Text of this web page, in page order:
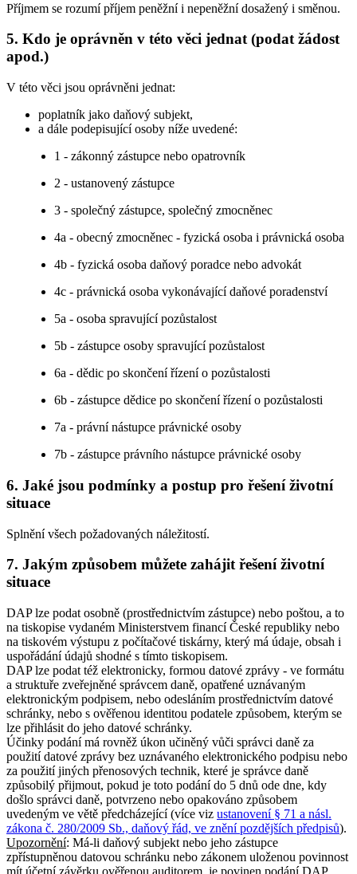
Příjmem se rozumí příjem peněžní i nepeněžní dosažený i směnou.
5. Kdo je oprávněn v této věci jednat (podat žádost
apod.)
V této věci jsou oprávněni jednat:
poplatník jako daňový subjekt,
a dále podepisující osoby níže uvedené:
1 - zákonný zástupce nebo opatrovník
2 - ustanovený zástupce
3 - společný zástupce, společný zmocněnec
4a - obecný zmocněnec - fyzická osoba i právnická osoba
4b - fyzická osoba daňový poradce nebo advokát
4c - právnická osoba vykonávající daňové poradenství
5a - osoba spravující pozůstalost
5b - zástupce osoby spravující pozůstalost
6a - dědic po skončení řízení o pozůstalosti
6b - zástupce dědice po skončení řízení o pozůstalosti
7a - právní nástupce právnické osoby
7b - zástupce právního nástupce právnické osoby
6. Jaké jsou podmínky a postup pro řešení životní
situace
Splnění všech požadovaných náležitostí.
7. Jakým způsobem můžete zahájit řešení životní
situace
DAP lze podat osobně (prostřednictvím zástupce) nebo poštou, a to
na tiskopise vydaném Ministerstvem financí České republiky nebo
na tiskovém výstupu z počítačové tiskárny, který má údaje, obsah i
uspořádání údajů shodné s tímto tiskopisem.
DAP lze podat též elektronicky, formou datové zprávy - ve formátu
a struktuře zveřejněné správcem daně, opatřené uznávaným
elektronickým podpisem, nebo odesláním prostřednictvím datové
schránky, nebo s ověřenou identitou podatele způsobem, kterým se
lze přihlásit do jeho datové schránky.
Účinky podání má rovněž úkon učiněný vůči správci daně za
použití datové zprávy bez uznávaného elektronického podpisu nebo
za použití jiných přenosových technik, které je správce daně
způsobilý přijmout, pokud je toto podání do 5 dnů ode dne, kdy
došlo správci daně, potvrzeno nebo opakováno způsobem
uvedeným ve větě předcházející (více viz ustanovení § 71 a násl.
zákona č. 280/2009 Sb., daňový řád, ve znění pozdějších předpisů).
Upozornění: Má-li daňový subjekt nebo jeho zástupce
zpřístupněnou datovou schránku nebo zákonem uloženou povinnost
mít účetní závěrku ověřenou auditorem, je povinen podání DAP